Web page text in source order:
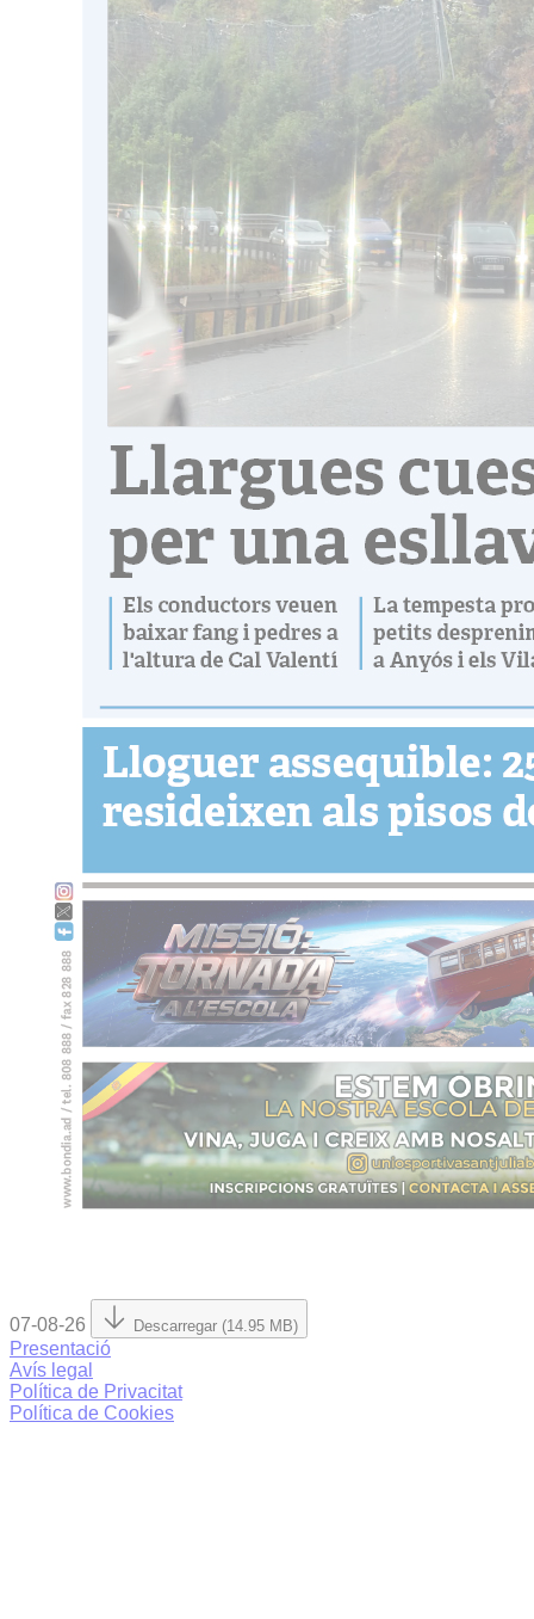
07-08-26 Descarregar (14.95 MB)
Presentació
Avís legal
Política de Privacitat
Política de Cookies